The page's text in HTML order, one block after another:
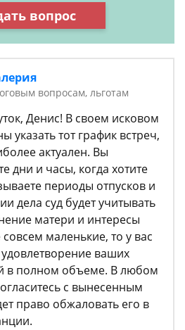
вопрос
вопросам, льготам
Денис! В своем исковом
указать тот график встреч,
актуален. Вы
дни и часы, когда хотите
периоды отпусков и
дела суд будет учитывать
матери и интересы
маленькие, то у вас
ваших
в полном объеме. В любом
с вынесенным
право обжаловать его в